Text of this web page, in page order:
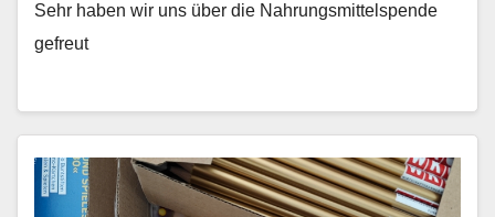
Sehr haben wir uns über die Nahrungsmittelspende
gefreut